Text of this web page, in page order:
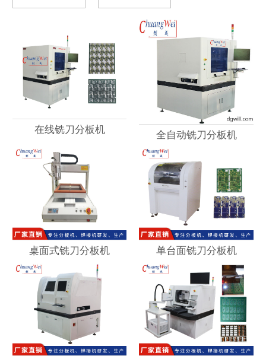
在线铣刀分板机 全自动铣刀分板机
桌面式铣刀分板机 单台面铣刀分板机